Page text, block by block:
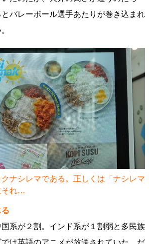
バレーボール選手あたりが巻き込まれ
ナシレマである。正しくは「ナシレマ
それ…
系が２割。インド系が１割弱と多民族
は英語のアニメが放送されていた。だ